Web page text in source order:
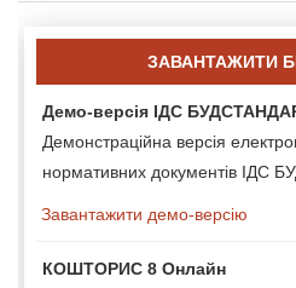
ЗАВАНТАЖИТИ
Демо-версія ІДС
Демонстраційна версія
нормативних документів ІДС
Завантажити демо-версію
КОШТОРИС 8 Онлайн